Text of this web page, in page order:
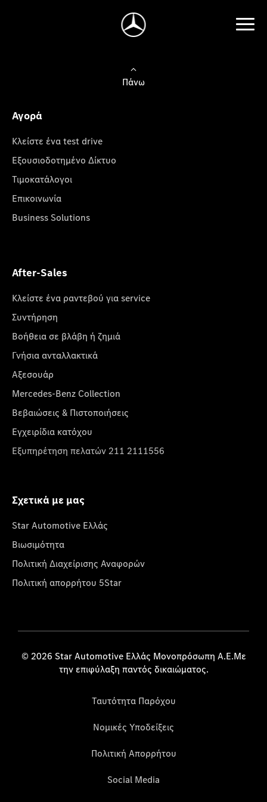
Πάνω
Αγορά
Κλείστε ένα test drive
Εξουσιοδοτημένο Δίκτυο
Τιμοκατάλογοι
Επικοινωνία
Business Solutions
After-Sales
Κλείστε ένα ραντεβού για service
Συντήρηση
Βοήθεια σε βλάβη ή ζημιά
Γνήσια ανταλλακτικά
Αξεσουάρ
Mercedes-Benz Collection
Βεβαιώσεις & Πιστοποιήσεις
Εγχειρίδια κατόχου
Εξυπηρέτηση πελατών 211 2111556
Σχετικά με μας
Star Automotive Ελλάς
Βιωσιμότητα
Πολιτική Διαχείρισης Αναφορών
Πολιτική απορρήτου 5Star
© 2026 Star Automotive Ελλάς Μονοπρόσωπη Α.Ε.Με
την επιφύλαξη παντός δικαιώματος.
Ταυτότητα Παρόχου
Νομικές Υποδείξεις
Πολιτική Απορρήτου
Social Media